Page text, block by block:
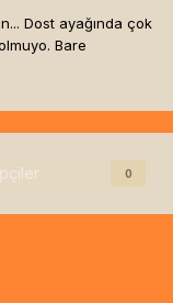
Dost ayağında çok
Bare
0